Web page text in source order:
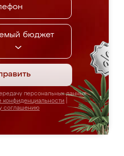
бюджет
персональных данных
конфиденциальности
соглашению